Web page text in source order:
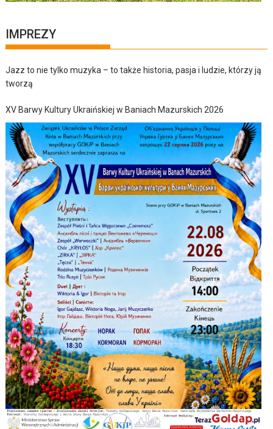
IMPREZY
Jazz to nie tylko muzyka – to także historia, pasja i ludzie, którzy ją
tworzą
XV Barwy Kultury Ukraińskiej w Baniach Mazurskich 2026